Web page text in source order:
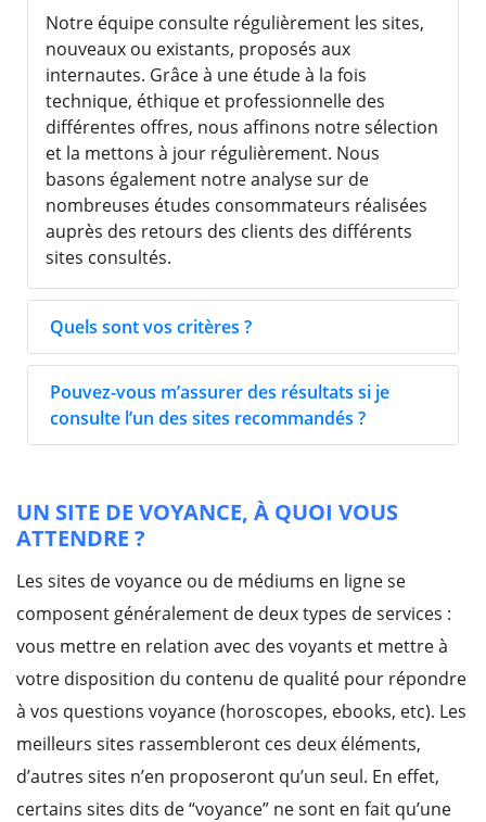
Notre équipe consulte régulièrement les sites,
nouveaux ou existants, proposés aux
internautes. Grâce à une étude à la fois
technique, éthique et professionnelle des
différentes offres, nous affinons notre sélection
et la mettons à jour régulièrement. Nous
basons également notre analyse sur de
nombreuses études consommateurs réalisées
auprès des retours des clients des différents
sites consultés.
Quels sont vos critères ?
Pouvez-vous m’assurer des résultats si je
consulte l’un des sites recommandés ?
UN SITE DE VOYANCE, À QUOI VOUS
ATTENDRE ?
Les sites de voyance ou de médiums en ligne se
composent généralement de deux types de services :
vous mettre en relation avec des voyants et mettre à
votre disposition du contenu de qualité pour répondre
à vos questions voyance (horoscopes, ebooks, etc). Les
meilleurs sites rassembleront ces deux éléments,
d’autres sites n’en proposeront qu’un seul. En effet,
certains sites dits de “voyance” ne sont en fait qu’une